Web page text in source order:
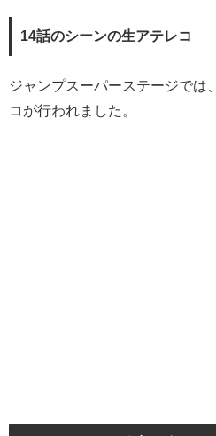
14話のシーンの生アテレコ
ジャンプスーパーステージでは
コが行われました。